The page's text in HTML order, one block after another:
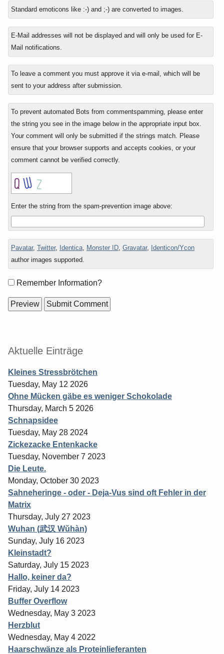
Standard emoticons like :-) and ;-) are converted to images.
E-Mail addresses will not be displayed and will only be used for E-
Mail notifications.
To leave a comment you must approve it via e-mail, which will be
sent to your address after submission.
To prevent automated Bots from commentspamming, please enter
the string you see in the image below in the appropriate input box.
Your comment will only be submitted if the strings match. Please
ensure that your browser supports and accepts cookies, or your
comment cannot be verified correctly.
Enter the string from the spam-prevention image above:
Pavatar, Twitter, Identica, Monster ID, Gravatar,
Identicon/Ycon
author images supported.
FormRemember Information?
Aktuelle Einträge
Kleines Stressbrötchen
Tuesday, May 12 2026
Ohne Mücken gäbe es weniger Schokolade
Thursday, March 5 2026
Schnapsidee
Tuesday, May 28 2024
Zickezacke Entenkacke
Tuesday, November 7 2023
Die Leute.
Monday, October 30 2023
Sahneheringe - oder - Deja-Vus sind oft Fehler in der
Matrix
Thursday, July 27 2023
Wuhan (武汉 Wǔhàn)
Sunday, July 16 2023
Kleinstadt?
Saturday, July 15 2023
Hallo, keiner da?
Friday, July 14 2023
Buffer Overflow
Wednesday, May 3 2023
Herzblut
Wednesday, May 4 2022
Haarschwänze als Proteinlieferanten